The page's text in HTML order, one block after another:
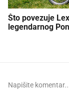
Što povezuje
legendarnog